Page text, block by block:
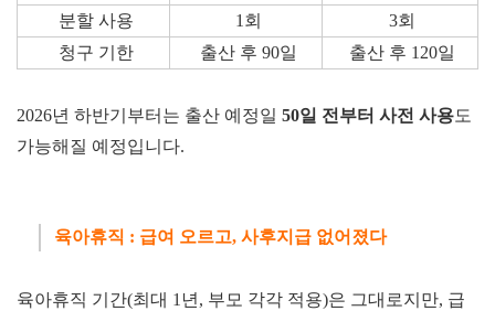
분할 사용
1회
3회
청구 기한
출산 후 90일 출산 후 120일
2026년 하반기부터는 출산 예정일 50일 전부터 사전 사용도
가능해질 예정입니다.
육아휴직 : 급여 오르고, 사후지 급 없어졌다
육아휴직 기간(최대 1년, 부모 각각 적용)은 그대로지만, 급